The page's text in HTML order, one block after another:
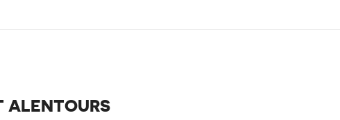
ALENTOURS